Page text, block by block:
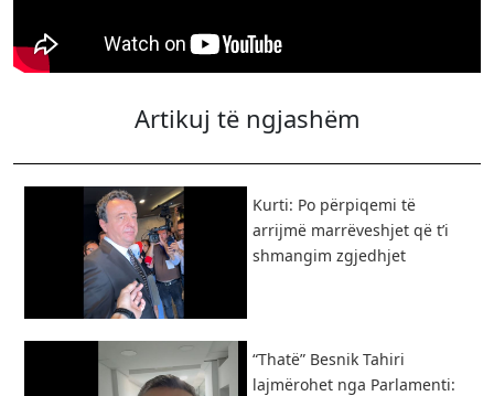
Artikuj të ngjashëm
Kurti: Po përpiqemi të
arrijmë marrëveshjet që t’i
shmangim zgjedhjet
“Thatë” Besnik Tahiri
lajmërohet nga Parlamenti: